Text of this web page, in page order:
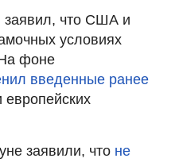
что США и
условиях
фоне
введенные ранее
европейских
заявили, что не